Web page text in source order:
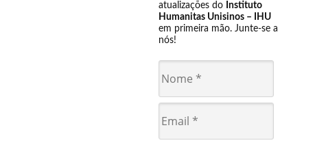
atualizações do Instituto
Humanitas Unisinos – IHU
em primeira mão. Junte-se a
nós!